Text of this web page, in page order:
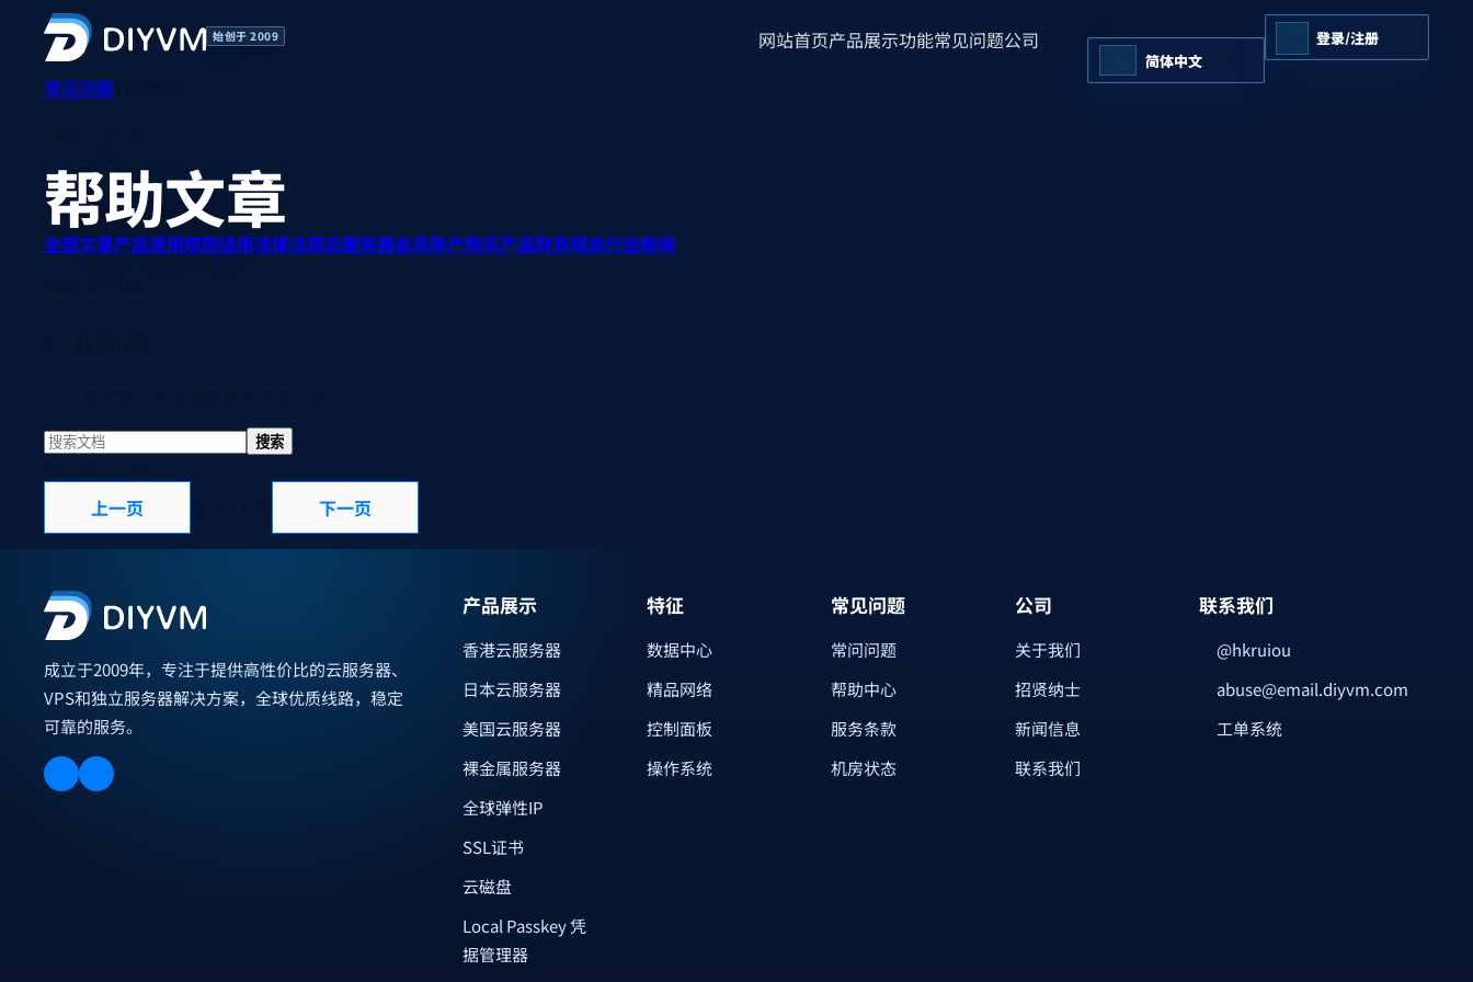
始创于 2009 网站首页产品展示功能常见问题公司
简体中文
登录/注册
常见问题
帮助文章
全部文章产品使用规则适用法律法规云服务器会员账户购买产品财务相关行业新闻
搜索
上一页
下一页
成立于2009年，专注于提供高性价比的云服务器、
VPS和独立服务器解决方案，全球优质线路，稳定
可靠的服务。
产品展示
香港云服务器
日本云服务器
美国云服务器
裸金属服务器
全球弹性IP
SSL证书
云磁盘
Local Passkey 凭
据管理器
特征
数据中心
精品网络
控制面板
操作系统
常见问题
常问问题
帮助中心
服务条款
机房状态
公司
关于我们
招贤纳士
新闻信息
联系我们
联系我们
@hkruiou
abuse@email.diyvm.com
工单系统